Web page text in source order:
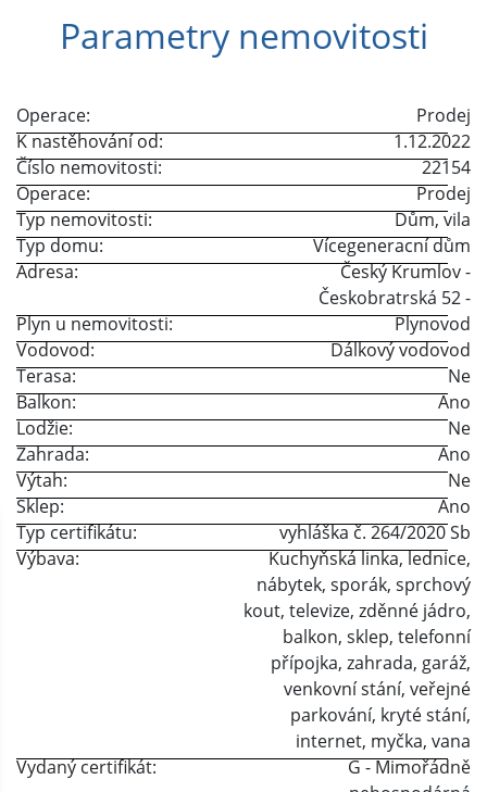
Parametry nemovitosti
Operace:
Prodej
K nastěhování od:
1.12.2022
Číslo nemovitosti:
22154
Operace:
Prodej
Typ nemovitosti:
Dům, vila
Typ domu:
Vícegeneracní dům
Adresa:
Český Krumlov-
Českobratrská 52-
Plyn u nemovitosti:
Plynovod
Vodovod:
Dálkový vodovod
Terasa:
Ne
Balkon:
Ano
Lodžie:
Ne
Zahrada:
Ano
Výtah:
Ne
Sklep:
Ano
Typ certifikátu:
vyhláška č. 264/2020 Sb
Výbava:
Kuchyňská linka,lednice,
nábytek, sporák, sprchový
kout, televize, zděnné jádro,
balkon, sklep, telefonní
přípojka, zahrada, garáž,
venkovní stání, veřejné
parkování, kryté stání,
internet, myčka, vana
Vydaný certifikát:
G - Mimořádně